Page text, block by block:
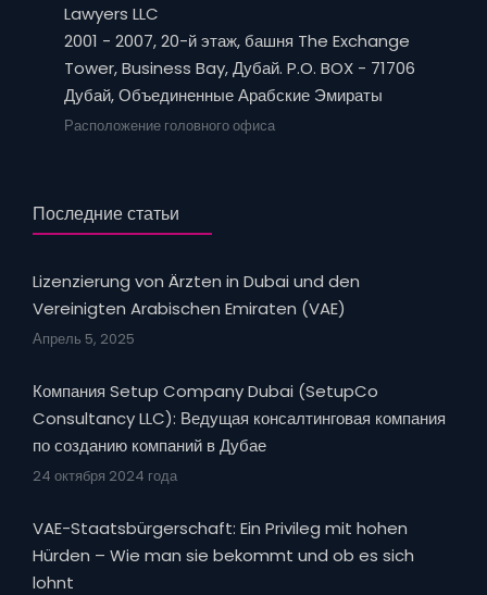
Lawyers LLC
2001 - 2007, 20-й этаж, башня The Exchange
Tower, Business Bay, Дубай. P.O. BOX - 71706
Дубай, Объединенные Арабские Эмираты
Расположение головного офиса
Последние статьи
Lizenzierung von Ärzten in Dubai und den
Vereinigten Arabischen Emiraten (VAE)
Апрель 5, 2025
Компания Setup Company Dubai (SetupCo
Consultancy LLC): Ведущая консалтинговая компания
по созданию компаний в Дубае
24 октября 2024 года
VAE-Staatsbürgerschaft: Ein Privileg mit hohen
Hürden – Wie man sie bekommt und ob es sich
lohnt